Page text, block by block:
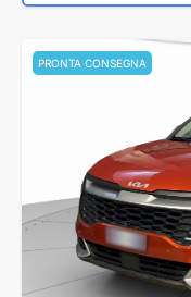
PRONTA CONSEGNA